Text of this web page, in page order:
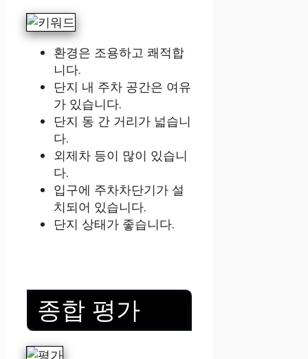
환경은 조용하고 쾌적합
니다.
단지 내 주차 공간은 여유
가 있습니다.
단지 동 간 거리가 넓습니
다.
외제차 등이 많이 있습니
다.
입구에 주차차단기가 설
치되어 있습니다.
단지 상태가 좋습니다.
종합 평가